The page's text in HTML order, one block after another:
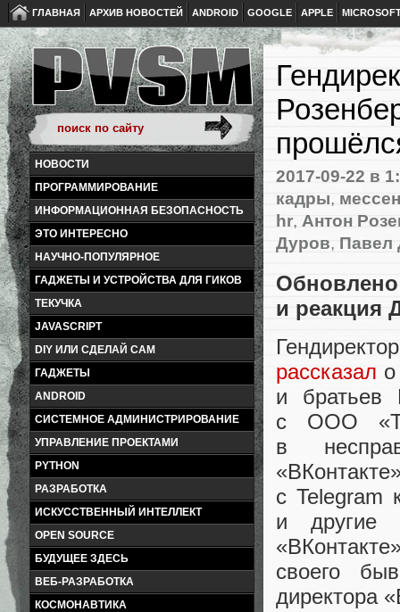
ГЛАВНАЯ АРХИВ НОВОСТЕЙ ANDROID GOOGLE APPLE
НОВОСТИ
ПРОГРАММИРОВАНИЕ
ИНФОРМАЦИОННАЯ БЕЗОПАСНОСТЬ
ЭТО ИНТЕРЕСНО
НАУЧНО-ПОПУЛЯРНОЕ
ГАДЖЕТЫ И УСТРОЙСТВА ДЛЯ ГИКОВ
ТЕКУЧКА
JAVASCRIPT
DIY ИЛИ СДЕЛАЙ САМ
ГАДЖЕТЫ
ANDROID
СИСТЕМНОЕ АДМИНИСТРИРОВАНИЕ
УПРАВЛЕНИЕ ПРОЕКТАМИ
PYTHON
РАЗРАБОТКА
ИСКУССТВЕННЫЙ ИНТЕЛЛЕКТ
OPEN SOURCE
БУДУЩЕЕ ЗДЕСЬ
ВЕБ-РАЗРАБОТКА
КОСМОНАВТИКА
2017-09-22 в
кадры,
hr, Антон
Дуров, Павел
и реакция
рассказал
и братьев
с ООО
«
в
«
с Telegram
и другие
«
своего
директора «